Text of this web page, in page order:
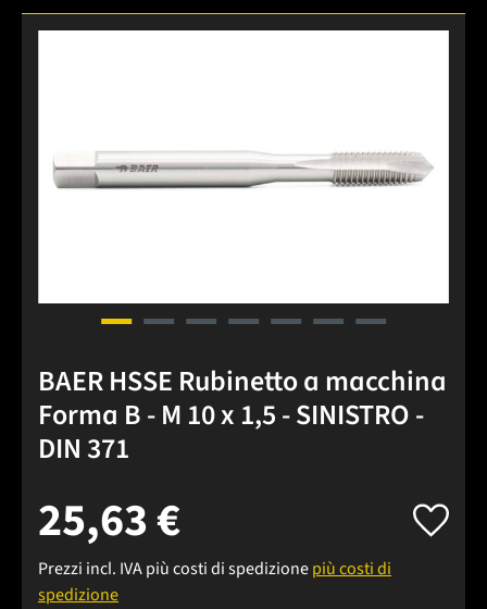
BAER HSSE Rubinetto a macchina
Forma B - M 10 x 1,5 - SINISTRO -
DIN 371
25,63 €
Prezzi incl. IVA più costi di spedizionepiù costi di
spedizione